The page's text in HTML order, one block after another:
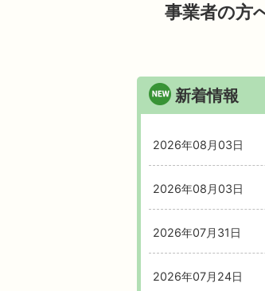
事業者の方
新着情報
2026年08月03日
2026年08月03日
2026年07月31日
2026年07月24日